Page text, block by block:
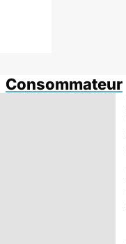
Consommateur